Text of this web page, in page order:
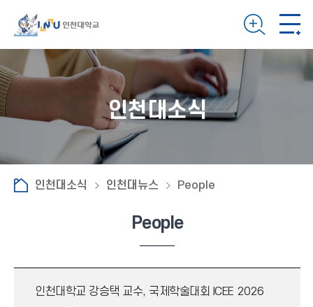
인천대소식
인천대소식 인천대뉴스 People
People
인천대학교 강승택 교수, 국제학술대회 ICEE 2026